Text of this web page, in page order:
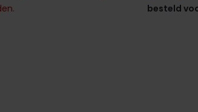
besteld